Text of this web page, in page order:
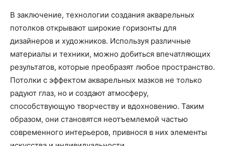
В заключение, технологии создания акварельных
потолков открывают широкие горизонты для
дизайнеров и художников. Используя различные
материалы и техники, можно добиться впечатляющих
результатов, которые преобразят любое пространство.
Потолки с эффектом акварельных мазков не только
радуют глаз, но и создают атмосферу,
способствующую творчеству и вдохновению. Таким
образом, они становятся неотъемлемой частью
современного интерьеров, привнося в них элементы